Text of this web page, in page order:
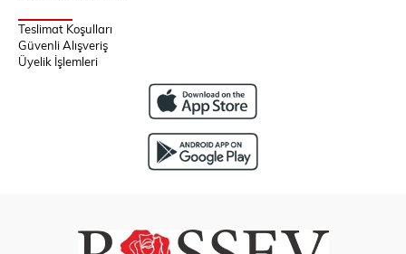
Teslimat Koşulları
Güvenli Alışveriş
Üyelik İşlemleri